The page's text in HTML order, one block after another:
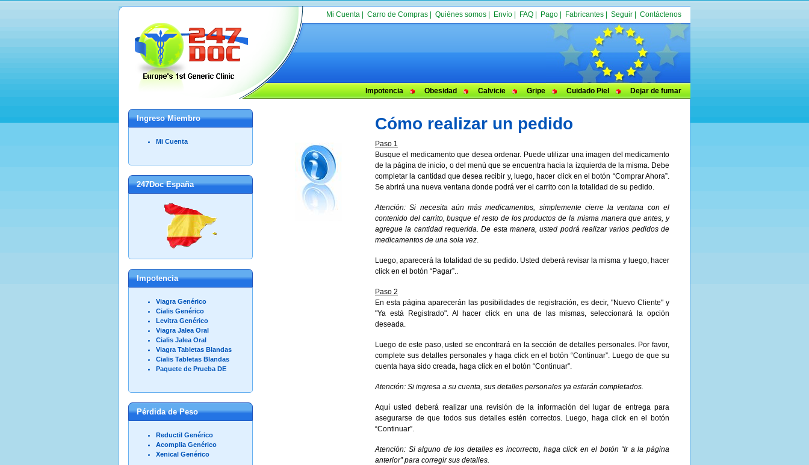
Mi Cuenta| Carro de Compras| Quiénes somos| Envío| FAQ| Pago| Fabricantes| Seguir| Contáctenos
Impotencia Obesidad Calvicie Gripe Cuidado Piel Dejar de fumar
Ingreso Miembro
Mi Cuenta
247Doc España
Impotencia
Viagra Genérico
Cialis Genérico
Levitra Genérico
Viagra Jalea Oral
Cialis Jalea Oral
Viagra Tabletas Blandas
Cialis Tabletas Blandas
Paquete de Prueba DE
Pérdida de Peso
Reductil Genérico
Acomplia Genérico
Xenical Genérico
Cómo realizar un pedido
Paso 1
Busque el medicamento que desea ordenar. Puede utilizar una imagen del medicamento
de la página de inicio, o del menú que se encuentra hacia la izquierda de la misma. Debe
completar la cantidad que desea recibir y, luego, hacer click en el botón “Comprar Ahora”.
Se abrirá una nueva ventana donde podrá ver el carrito con la totalidad de su pedido.
Atención: Si necesita aún más medicamentos, simplemente cierre la ventana con el
contenido del carrito, busque el resto de los productos de la misma manera que antes, y
agregue la cantidad requerida. De esta manera, usted podrá realizar varios pedidos de
medicamentos de una sola vez.
Luego, aparecerá la totalidad de su pedido. Usted deberá revisar la misma y luego, hacer
click en el botón “Pagar”..
Paso 2
En esta página aparecerán las posibilidades de registración, es decir, "Nuevo Cliente" y
"Ya está Registrado". Al hacer click en una de las mismas, seleccionará la opción
deseada.
Luego de este paso, usted se encontrará en la sección de detalles personales. Por favor,
complete sus detalles personales y haga click en el botón “Continuar”. Luego de que su
cuenta haya sido creada, haga click en el botón “Continuar”.
Atención: Si ingresa a su cuenta, sus detalles personales ya estarán completados.
Aquí usted deberá realizar una revisión de la información del lugar de entrega para
asegurarse de que todos sus detalles estén correctos. Luego, haga click en el botón
“Continuar”.
Atención: Si alguno de los detalles es incorrecto, haga click en el botón “Ir a la página
anterior” para corregir sus detalles.